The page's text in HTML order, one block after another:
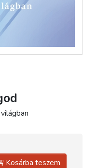
Kosárba teszem